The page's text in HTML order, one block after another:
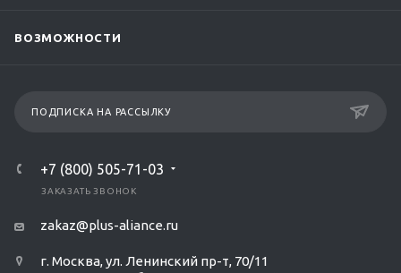
ВОЗМОЖНОСТИ
ПОДПИСКА НА РАССЫЛКУ
+7 (800) 505-71-03
ЗАКАЗАТЬ ЗВОНОК
zakaz@plus-aliance.ru
г. Москва, ул. Ленинский пр-т, 70/11